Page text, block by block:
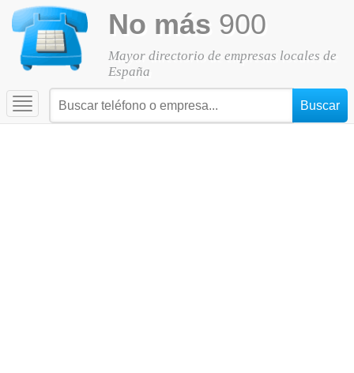
No más 900
Mayor directorio de empresas locales de
España
Toggle
navigation